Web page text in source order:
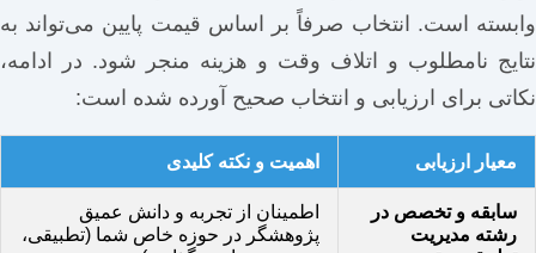
وابسته است. انتخاب صرفاً بر اساس قیمت پایین می‌تواند به
نتایج نامطلوب و اتلاف وقت و هزینه منجر شود. در ادامه،
نکاتی برای ارزیابی و انتخاب صحیح آورده شده است:
معیار ارزیابی اهمیت و نکته کلیدی
سابقه و تخصص در
رشته مدیریت
اطمینان از تجربه و دانش عمیق
پژوهشگر در حوزه خاص شما (تطبیقی،